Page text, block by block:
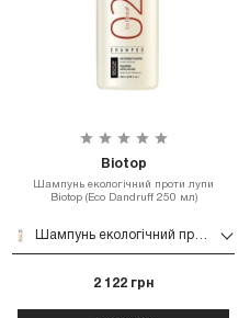
Biotop
Шампунь екологічний проти лупи
Biotop (Eco Dandruff 250 мл)
2 122 грн